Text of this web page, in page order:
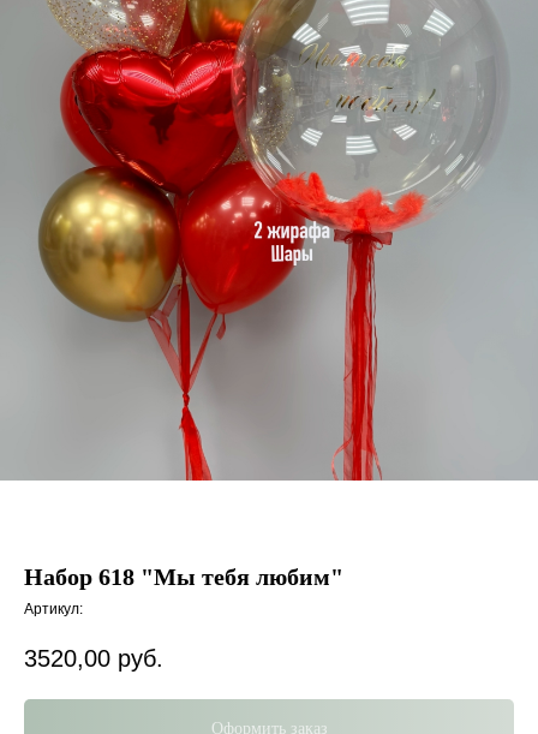
Набор 618 "Мы тебя любим"
Артикул:
3520,00 руб.
Оформить заказ